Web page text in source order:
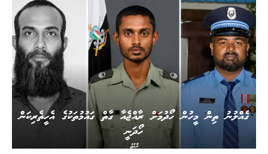
ރާއްޖެ
ގެއްލުނު ތިން މީހުން ހޯދުމަށް ރާއްޖެއާ ގާތް ގައުމުތަކުގެ އެހީތެރިކަން
ހޯދަނީ